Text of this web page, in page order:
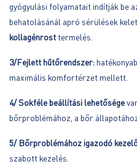
gyógyulási folyamatait indítják be
behatolásánál apró sérülések
kollagénrost termelés.
3/Fejlett hűtőrendszer:
maximális komfortérzet mellett.
4/ Sokféle beállítási lehetősége
bőrproblémához, a bőr
5/ Bőrproblémához igazodó
szabott kezelés.